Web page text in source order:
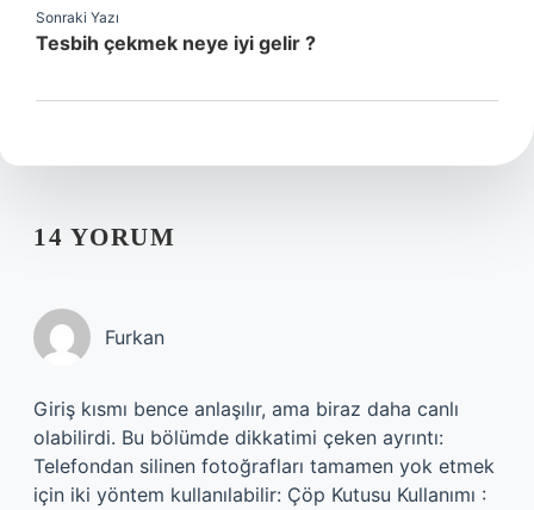
Sonraki Yazı
Tesbih çekmek neye iyi gelir ?
14 YORUM
Furkan
Giriş kısmı bence anlaşılır, ama biraz daha canlı
olabilirdi. Bu bölümde dikkatimi çeken ayrıntı:
Telefondan silinen fotoğrafları tamamen yok etmek
için iki yöntem kullanılabilir: Çöp Kutusu Kullanımı :